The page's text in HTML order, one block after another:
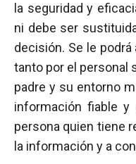
la seguridad y
ni debe ser
decisión. Se le
tanto por el personal
padre y su entorno
información fiable y
persona quien tiene
la información y a